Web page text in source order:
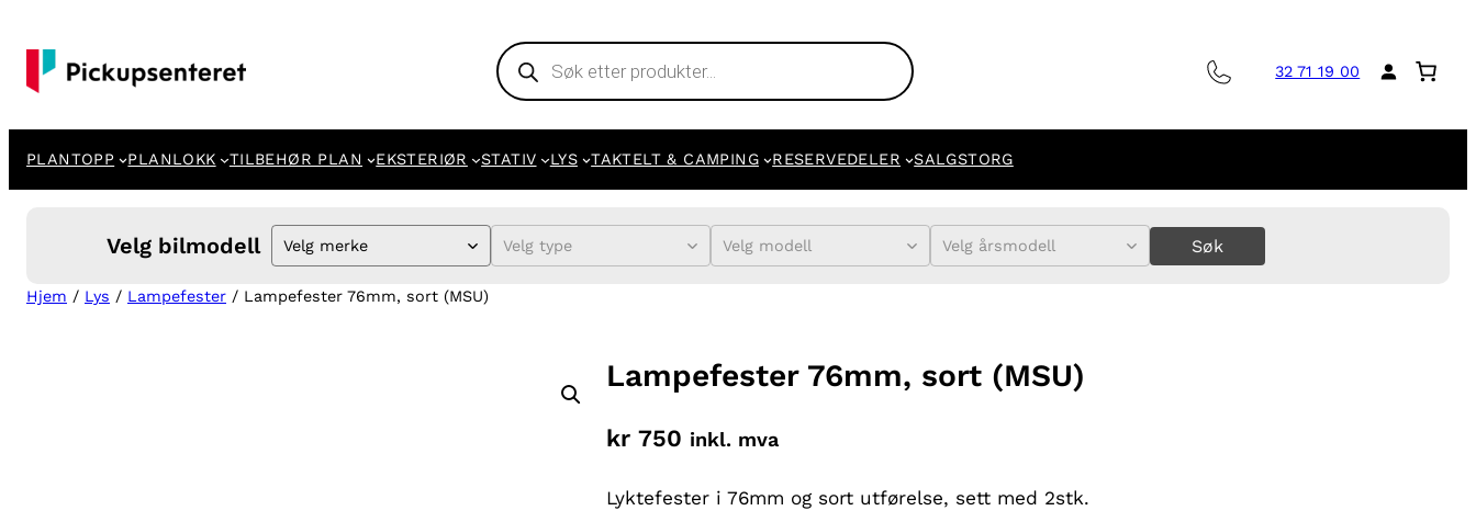
innhold
Products
search
32 71 19 00
PLANTOPP PLANLOKK TILBEHØR PLAN EKSTERIØR STATIV LYS TAKTELT & CAMPING RESERVEDELER SALGSTORG
Velg bilmodell Velg merke Velg type Velg modell Velg årsmodell Søk
Hjem / Lys / Lampefester / Lampefester 76mm, sort (MSU)
Lampefester 76mm, sort (MSU)
kr 750 inkl. mva
Lyktefester i 76mm og sort utførelse, sett med 2stk.